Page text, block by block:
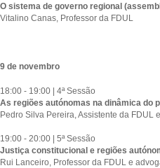
O sistema de governo regional
Vitalino Canas, Professor da FDUL
9 de novembro
18:00 - 19:00 | 4ª Sessão
As regiões autónomas na dinâmica do
Pedro Silva Pereira, Assistente da FDUL
19:00 - 20:00 | 5ª Sessão
Justiça constitucional e regiões
Rui Lanceiro, Professor da FDUL e